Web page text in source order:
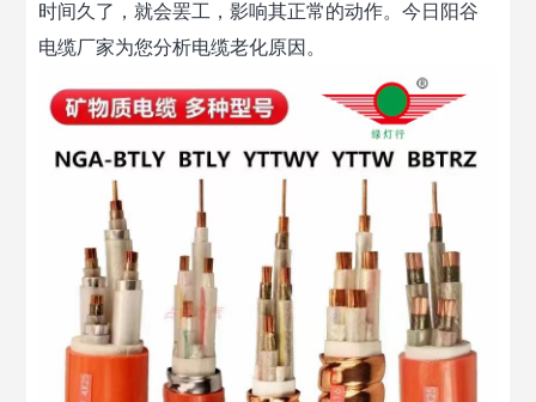
时间久了，就会罢工，影响其正常的动作。今日阳谷
电缆厂家为您分析电缆老化原因。